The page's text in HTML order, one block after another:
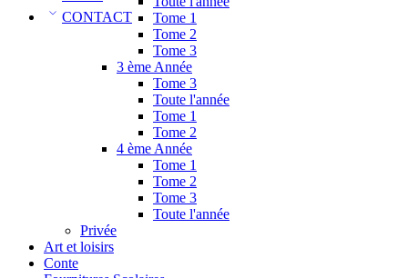
CONTACT
Tome 1
Tome 2
Tome 3
3 ème Année
Tome 3
Toute l'année
Tome 1
Tome 2
4 ème Année
Tome 1
Tome 2
Tome 3
Toute l'année
Privée
Art et loisirs
Conte